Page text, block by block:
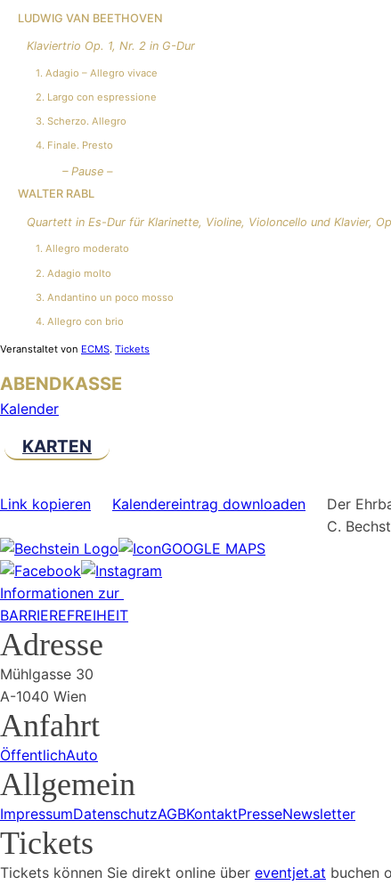
LUDWIG VAN BEETHOVEN
Klaviertrio Op. 1, Nr. 2 in G-Dur
1. Adagio – Allegro vivace
2. Largo con espressione
3. Scherzo. Allegro
4. Finale. Presto
– Pause –
WALTER RABL
Quartett in Es-Dur für Klarinette, Violine, Violoncello und Klavier,
1. Allegro moderato
2. Adagio molto
3. Andantino un poco mosso
4. Allegro con brio
Veranstaltet von ECMS. Tickets
ABENDKASSE
Kalender
KARTEN
Link kopieren Kalendereintrag downloaden
Der
C.
GOOGLE MAPS
Informationen zur
BARRIEREFREIHEIT
Adresse
Mühlgasse 30
A-1040 Wien
Anfahrt
ÖffentlichAuto
Allgemein
ImpressumDatenschutzAGBKontaktPresseNewsletter
Tickets
Tickets können Sie direkt online über eventjet.at buchen